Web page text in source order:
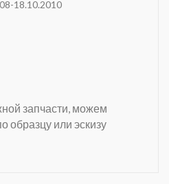
18.10.2010
запчасти, можем
образцу или эскизу